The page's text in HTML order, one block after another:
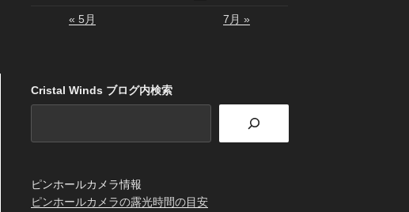
« 5月 7月 »
Cristal Winds ブログ内検索
ピンホールカメラ情報
ピンホールカメラの露光時間の目安